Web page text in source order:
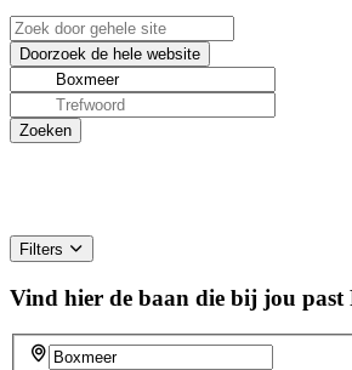
Filters
Vind hier de baan die bij jou past